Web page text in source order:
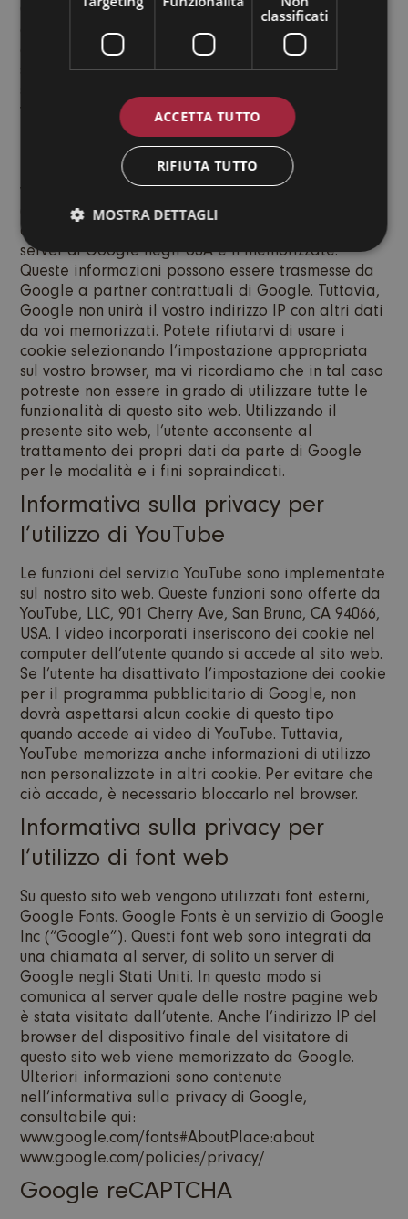
Google Inc (“Google”). Google AdSense utilizza i
cosiddetti “cookie”, file di testo che vengono
depositati sul vostro computer per consentire al
sito web di analizzare come gli utenti utilizzano il
web beacon (grafici invisibili). Questi web beacon
possono essere utilizzati per analizzare
informazioni quali il traffico di visitatori su queste
pagine. Le informazioni generate dai cookie e dai
web beacon sull’utilizzo di questo sito web
(compreso il vostro indirizzo IP) e sulla consegna
dei formati pubblicitari vengono trasmesse a un
server di Google negli USA e lì memorizzate.
Queste informazioni possono essere trasmesse da
Google a partner contrattuali di Google. Tuttavia,
Google non unirà il vostro indirizzo IP con altri dati
da voi memorizzati. Potete rifiutarvi di usare i
cookie selezionando l’impostazione appropriata
sul vostro browser, ma vi ricordiamo che in tal caso
potreste non essere in grado di utilizzare tutte le
funzionalità di questo sito web. Utilizzando il
presente sito web, l’utente acconsente al
trattamento dei propri dati da parte di Google
per le modalità e i fini sopraindicati.
Informativa sulla privacy per
l’utilizzo di YouTube
Le funzioni del servizio YouTube sono implementate
sul nostro sito web. Queste funzioni sono offerte da
YouTube, LLC, 901 Cherry Ave, San Bruno, CA 94066,
USA. I video incorporati inseriscono dei cookie nel
computer dell’utente quando si accede al sito web.
Se l’utente ha disattivato l’impostazione dei cookie
per il programma pubblicitario di Google, non
dovrà aspettarsi alcun cookie di questo tipo
quando accede ai video di YouTube. Tuttavia,
YouTube memorizza anche informazioni di utilizzo
non personalizzate in altri cookie. Per evitare che
ciò accada, è necessario bloccarlo nel browser.
Informativa sulla privacy per
l’utilizzo di font web
Su questo sito web vengono utilizzati font esterni,
Google Fonts. Google Fonts è un servizio di Google
Inc (“Google”). Questi font web sono integrati da
una chiamata al server, di solito un server di
Google negli Stati Uniti. In questo modo si
comunica al server quale delle nostre pagine web
è stata visitata dall’utente. Anche l’indirizzo IP del
browser del dispositivo finale del visitatore di
questo sito web viene memorizzato da Google.
Ulteriori informazioni sono contenute
nell’informativa sulla privacy di Google,
consultabile qui:
www.google.com/fonts#AboutPlace:about
www.google.com/policies/privacy/
Google reCAPTCHA
classificati
ACCETTA TUTTO
RIFIUTA TUTTO
MOSTRA DETTAGLI